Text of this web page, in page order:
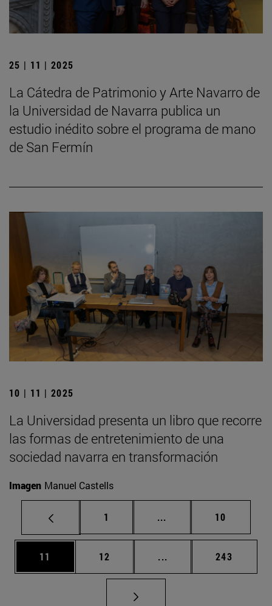
25 | 11 | 2025
La Cátedra de Patrimonio y Arte Navarro de
la Universidad de Navarra publica un
estudio inédito sobre el programa de mano
de San Fermín
10 | 11 | 2025
La Universidad presenta un libro que recorre
las formas de entretenimiento de una
sociedad navarra en transformación
Imagen Manuel Castells
Página
1 ... Páginas intermedias
Página
10
Página
11 Página
12 ... Páginas intermedias
Página
243